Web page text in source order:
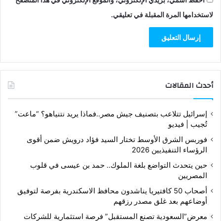
لاستخدامها المرة المقبلة في تعليقي.
أحدث المقالات
إسرائيل تتلاعب بتصنيف جيش مصر..فماذا يريد نتنياهو؟ “ماعت”
تُجيب | فيديو
فوربس الشرق الأوسط تختار السيد فؤاد درويش ضمن أقوى
الرؤساء التنفيذيين 2026
حين يتحدث التواضع بلغة الملوك.. حمد بن عيسى في قلوب
المصريين
أصحاب 50 كافتيريا يناشدون محافظ الاسكندرية بفرصة لتوفيق
أوضاعهم بعد غلق مصدر رزقهم
معرض”السعودية تصنع المستقبل” فرصة استثمارية للشركات